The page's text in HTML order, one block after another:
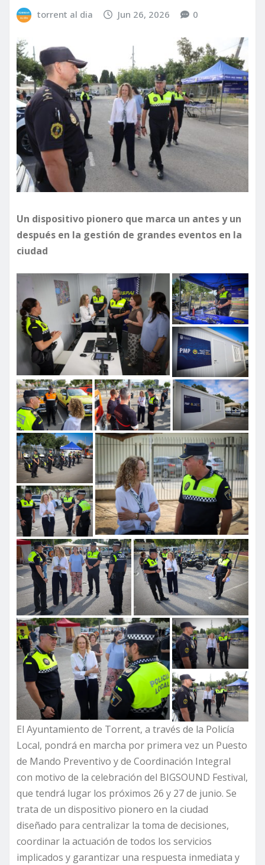
torrent al dia Jun 26, 2026 0
Un dispositivo pionero que marca un antes y un
después en la gestión de grandes eventos en la
ciudad
El Ayuntamiento de Torrent, a través de la Policía
Local, pondrá en marcha por primera vez un Puesto
de Mando Preventivo y de Coordinación Integral
con motivo de la celebración del BIGSOUND Festival,
que tendrá lugar los próximos 26 y 27 de junio. Se
trata de un dispositivo pionero en la ciudad
diseñado para centralizar la toma de decisiones,
coordinar la actuación de todos los servicios
implicados y garantizar una respuesta inmediata y